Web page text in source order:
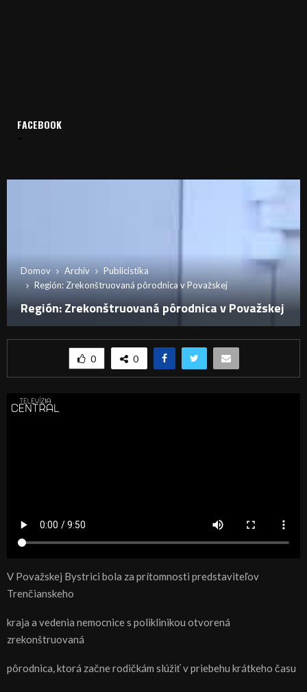
Domov Archív
Publicistika
Región: Zrekonštruovaná pôrodnica v Považskej
Región: Zrekonštruovaná pôrodnica v Považskej
0 0
V Považskej Bystrici bola za prítomnosti predstaviteľov
Trenčianskeho
kraja a vedenia nemocnice s poliklinikou otvorená
zrekonštruovaná
pôrodnica, ktorá začne rodičkám slúžiť v priebehu krátkeho času
FACEBOOK